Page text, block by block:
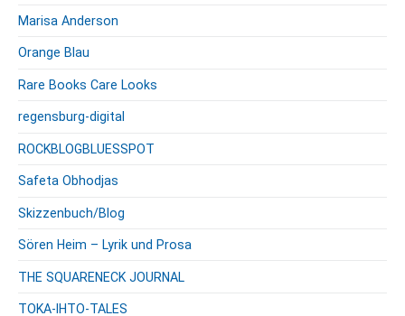
Marisa Anderson
Orange Blau
Rare Books Care Looks
regensburg-digital
ROCKBLOGBLUESSPOT
Safeta Obhodjas
Skizzenbuch/Blog
Sören Heim – Lyrik und Prosa
THE SQUARENECK JOURNAL
TOKA-IHTO-TALES